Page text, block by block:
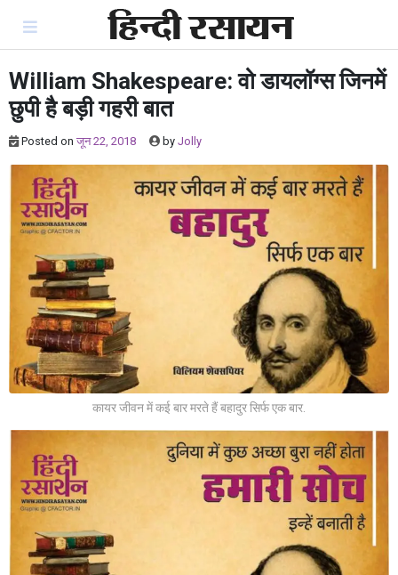
content
William Shakespeare: वो डायलॉग्स जिनमें
छुपी है बड़ी गहरी बात
Posted on जून 22, 2018 by Jolly
कायर जीवन में कई बार मरते हैं बहादुर सिर्फ एक बार.